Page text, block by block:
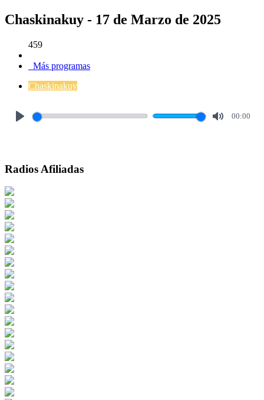
Chaskinakuy - 17 de Marzo de 2025
459
Más programas
Chaskinakuy
00:00
Radios Afiliadas